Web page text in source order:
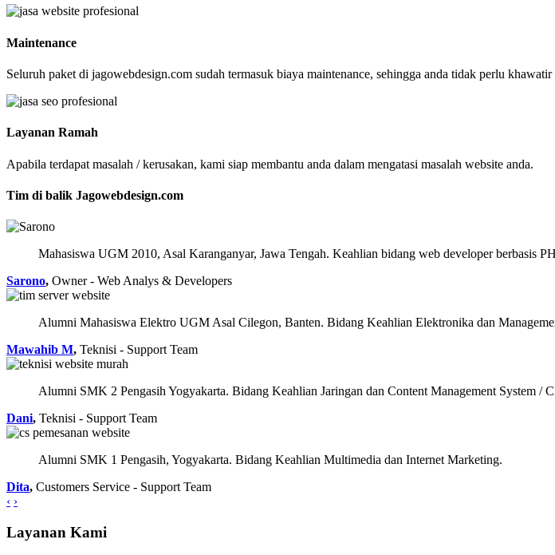
Maintenance
Seluruh paket di jagowebdesign.com sudah termasuk biaya maintenance, sehingga anda tidak perlu
Layanan Ramah
Apabila terdapat masalah / kerusakan, kami siap membantu anda dalam mengatasi masalah website anda.
Tim di balik Jagowebdesign.com
Mahasiswa UGM 2010, Asal Karanganyar, Jawa Tengah. Keahlian bidang web developer berbasis
Sarono, Owner - Web Analys & Developers
Alumni Mahasiswa Elektro UGM Asal Cilegon, Banten. Bidang Keahlian Elektronika dan
Mawahib M, Teknisi - Support Team
Alumni SMK 2 Pengasih Yogyakarta. Bidang Keahlian Jaringan dan Content Management System /
Dani, Teknisi - Support Team
Alumni SMK 1 Pengasih, Yogyakarta. Bidang Keahlian Multimedia dan Internet Marketing.
Dita, Customers Service - Support Team
‹ ›
Layanan Kami